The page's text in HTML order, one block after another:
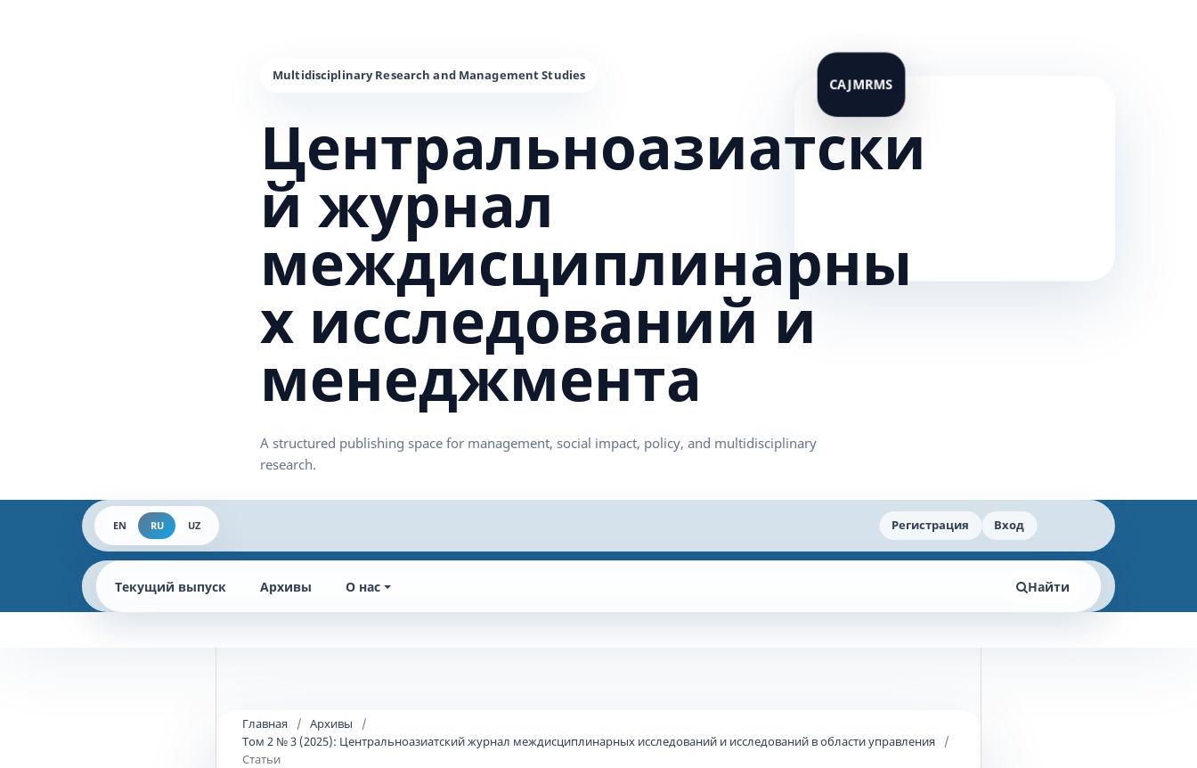
Центральноазиатски
й журнал
междисциплинарны
х исследований и
менеджмента
EN RU UZ Регистрация Вход
Текущий выпуск Архивы О нас Найти
Главная / Архивы
/
Том 2 № 3 (2025): Центральноазиатский журнал междисциплинарных исследований и исследований в области управления
/
Статьи